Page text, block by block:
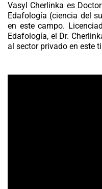
Vasyl Cherlinka es
Edafología (ciencia del
en este campo.
Edafología, el Dr.
al sector privado en este